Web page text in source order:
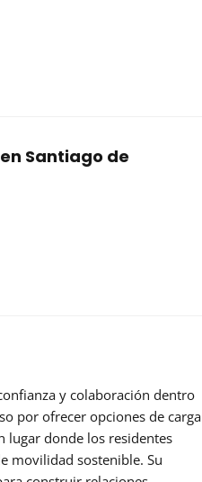
Santiago de
y colaboración dentro
por ofrecer opciones de carga
lugar donde los residentes
movilidad sostenible. Su